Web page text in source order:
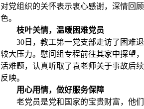
对党组织的关怀表示衷心感谢，深情回
色。
枝叶关情，温暖困难党员
30日，教工第一党支部走访了困难
较大压力。慰问组专程前往其家中探望
活难题，认真听取了袁老师关于事故后
反映。
用心用情，做好服务保障
老党员是党和国家的宝贵财富，他